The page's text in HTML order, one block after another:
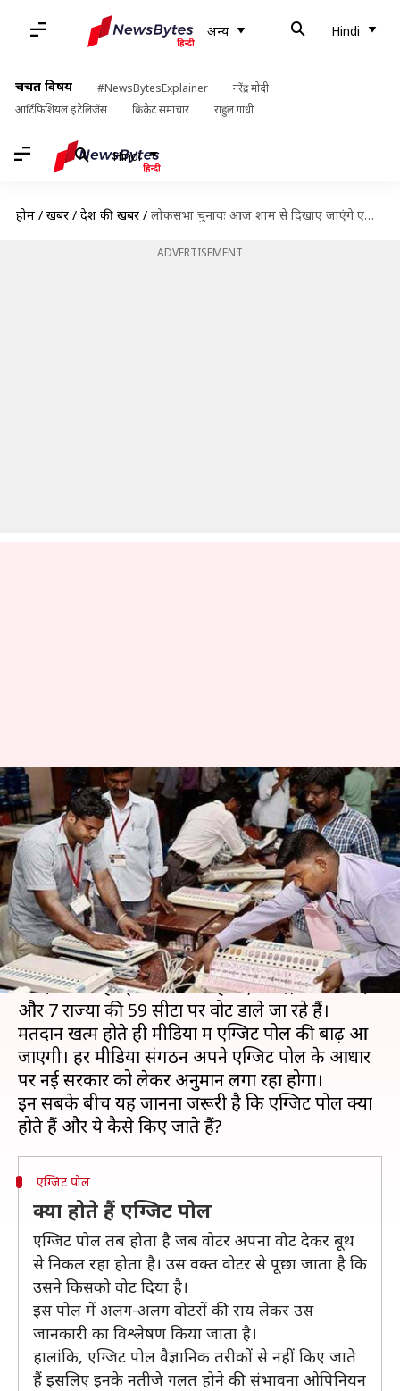
अन्य Hindi
चर्चित विषय #NewsBytesExplainer
नरेंद्र मोदी
आर्टिफिशियल इंटेलिजेंस
क्रिकेट समाचार राहुल गांधी
Hindi
होम / खबरें / देश की खबरें / लोकसभा चुनावः आज शाम से दिखाए जाएंगे एग्जिट पोल, जानिये इनके बारे में बड़ी बातें
ADVERTISEMENT
लोकसभा चुनावः आज शाम से
दिखाए जाएंगे एग्जिट पोल, जानिये
इनके बारे में बड़ी बातें
लेखन प्रमोद कुमार May 19, 2019 12:15 pm
क्या है खबर?
लोकसभा चुनाव के सातवें और आखिरी चरण के तहत
मतदान जारी है। इस चरण के तहत एक केंद्र शासित प्रदेश
और 7 राज्यों की 59 सीटों पर वोट डाले जा रहे हैं।
मतदान खत्म होते ही मीडिया में एग्जिट पोल की बाढ़ आ
जाएगी। हर मीडिया संगठन अपने एग्जिट पोल के आधार
पर नई सरकार को लेकर अनुमान लगा रहा होगा।
इन सबके बीच यह जानना जरूरी है कि एग्जिट पोल क्या
एग्जिट पोल
क्या होते हैं एग्जिट पोल
एग्जिट पोल तब होता है जब वोटर अपना वोट देकर बूथ
से निकल रहा होता है। उस वक्त वोटर से पूछा जाता है कि
उसने किसको वोट दिया है।
इस पोल में अलग-अलग वोटरों की राय लेकर उस
जानकारी का विश्लेषण किया जाता है।
हालांकि, एग्जिट पोल वैज्ञानिक तरीकों से नहीं किए जाते
हैं इसलिए इनके नतीजे गलत होने की संभावना ओपिनियन